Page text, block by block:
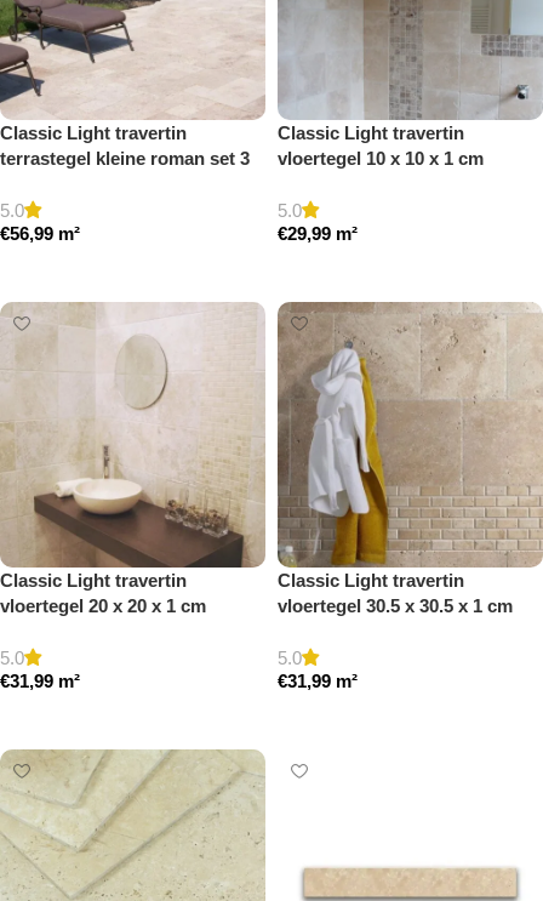
Classic Light travertin
terrastegel kleine roman set 3
5.0
€56,99 m²
Classic Light travertin
vloertegel 10 x 10 x 1 cm
5.0
€29,99 m²
Classic Light travertin
vloertegel 20 x 20 x 1 cm
5.0
€31,99 m²
Classic Light travertin
vloertegel 30.5 x 30.5 x 1 cm
5.0
€31,99 m²